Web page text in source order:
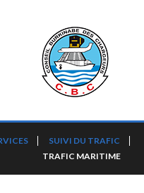
SUIVI DU TRAFIC
TRAFIC MARITIME